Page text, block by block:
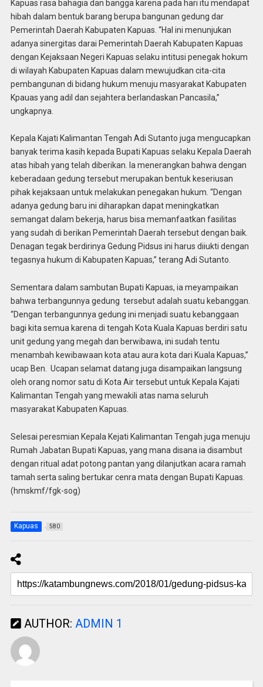
Kapuas rasa bahagia dan bangga karena pada hari itu mendapat
hibah dalam bentuk barang berupa bangunan gedung dar
Pemerintah Daerah Kabupaten Kapuas. “Hal ini menunjukan
adanya sinergitas darai Pemerintah Daerah Kabupaten Kapuas
dengan Kejaksaan Negeri Kapuas selaku intitusi penegak hokum
di wilayah Kabupaten Kapuas dalam mewujudkan cita-cita
pembangunan di bidang hukum menuju masyarakat Kabupaten
Kpauas yang adil dan sejahtera berlandaskan Pancasila,”
ungkapnya.
Kepala Kajati Kalimantan Tengah Adi Sutanto juga mengucapkan
banyak terima kasih kepada Bupati Kapuas selaku Kepala Daerah
atas hibah yang telah diberikan. Ia menerangkan bahwa dengan
keberadaan gedung tersebut merupakan bentuk keseriusan
pihak kejaksaan untuk melakukan penegakan hukum. “Dengan
adanya gedung baru ini diharapkan dapat meningkatkan
semangat dalam bekerja, harus bisa memanfaatkan fasilitas
yang sudah di berikan Pemerintah Daerah tersebut dengan baik.
Denagan tegak berdirinya Gedung Pidsus ini harus diiukti dengan
tegasnya hukum di Kabupaten Kapuas,” terang Adi Sutanto.
Sementara dalam sambutan Bupati Kapuas, ia meyampaikan
bahwa terbangunnya gedung tersebut adalah suatu kebanggan.
“Dengan terbangunnya gedung ini menjadi suatu kebanggaan
bagi kita semua karena di tengah Kota Kuala Kapuas berdiri satu
unit gedung yang megah dan berwibawa, ini sudah tentu
menambah kewibawaan kota atau aura kota dari Kuala Kapuas,”
ucap Ben. Ucapan selamat datang juga disampaikan langsung
oleh orang nomor satu di Kota Air tersebut untuk Kepala Kajati
Kalimantan Tengah yang mewakili atas nama seluruh
masyarakat Kabupaten Kapuas.
Selesai peresmian Kepala Kejati Kalimantan Tengah juga menuju
Rumah Jabatan Bupati Kapuas, yang mana disana ia disambut
dengan ritual adat potong pantan yang dilanjutkan acara ramah
tamah serta saling bertukar cenra mata dengan Bupati Kapuas.
(hmskmf/fgk-sog)
Kapuas 580
AUTHOR: ADMIN 1